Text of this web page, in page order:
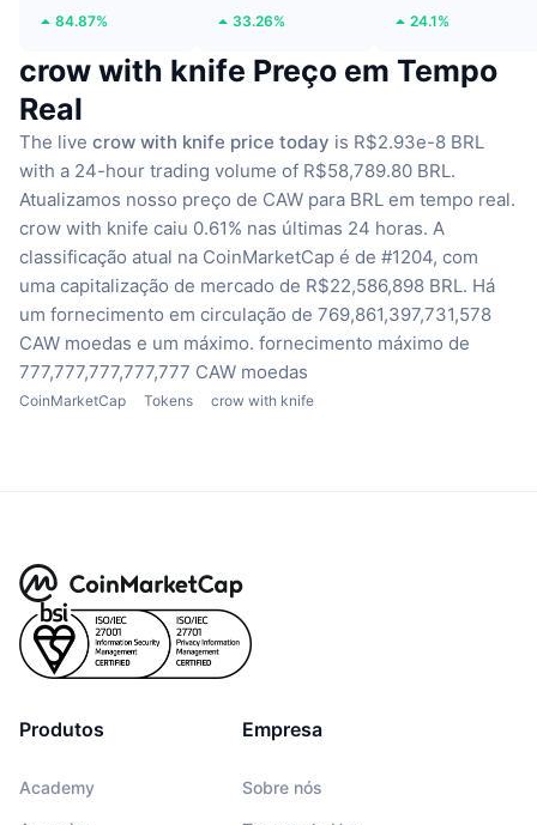
84.87% 33.26% 24.1%
crow with knife Preço em Tempo
Real
The live crow with knife price today is R$2.93e-8 BRL
with a 24-hour trading volume of R$58,789.80 BRL.
Atualizamos nosso preço de CAW para BRL em tempo real.
crow with knife caiu 0.61% nas últimas 24 horas. A
classificação atual na CoinMarketCap é de #1204, com
uma capitalização de mercado de R$22,586,898 BRL. Há
um fornecimento em circulação de 769,861,397,731,578
CAW moedas e um máximo. fornecimento máximo de
777,777,777,777,777 CAW moedas
CoinMarketCap Tokens crow with knife
Produtos
Academy
Empresa
Sobre nós